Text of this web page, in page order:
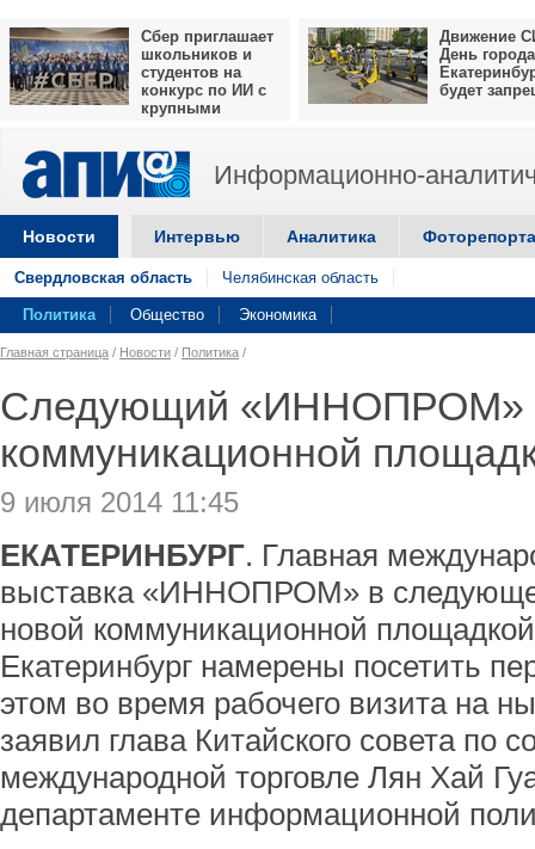
Сбер приглашает
школьников и
студентов на
конкурс по ИИ с
крупными
Движение
День города
будет
Информационно-
Новости Интервью Аналитика
Свердловская область Челябинская область
Политика Общество Экономика
Главная страница / Новости / Политика /
Следующий «ИННОПРОМ»
коммуникационной
9 июля 2014 11:45
ЕКАТЕРИНБУРГ. Главная
выставка «ИННОПРОМ» в
новой коммуникационной
Екатеринбург намерены посетить
этом во время рабочего визита на
заявил глава Китайского совета по
международной торговле Лян Хай
департаменте информационной